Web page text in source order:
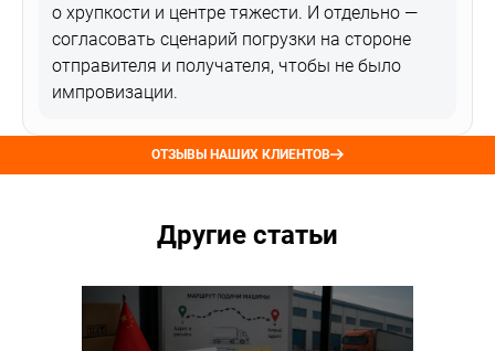
о хрупкости и центре тяжести. И отдельно —
согласовать сценарий погрузки на стороне
отправителя и получателя, чтобы не было
импровизации.
ОТЗЫВЫ НАШИХ КЛИЕНТОВ
Другие статьи